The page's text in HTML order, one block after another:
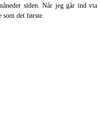
siden. Når jeg går ind via
som det første.